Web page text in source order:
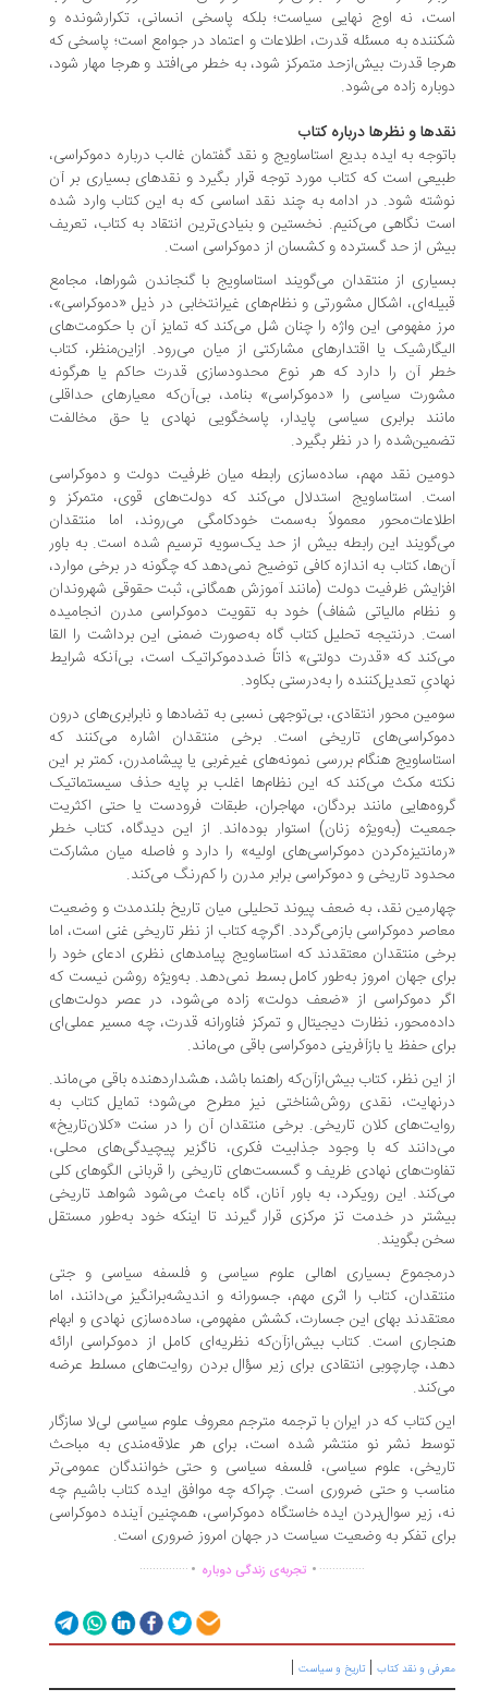
نه اوج نهایی سیاست؛ بلکه پاسخی انسانی، تکرارشونده و
به مسئله قدرت، اطلاعات و اعتماد در جوامع است؛ پاسخی که
قدرت بیش‌ازحد متمرکز شود، به خطر می‌افتد و هرجا مهار شود،
زاده می‌شود.
و نظرها درباره کتاب
به ایده بدیع استاساویج و نقد گفتمان غالب درباره دموکراسی،
است که کتاب مورد توجه قرار بگیرد و نقدهای بسیاری بر آن
شود. در ادامه به چند نقد اساسی که به این کتاب وارد شده
نگاهی می‌کنیم. نخستین و بنیادی‌ترین انتقاد به کتاب، تعریف
از حد گسترده و کشسان از دموکراسی است.
از منتقدان می‌گویند استاساویج با گنجاندن شوراها، مجامع
اشکال مشورتی و نظام‌های غیرانتخابی در ذیل «دموکراسی»،
مفهومی این واژه را چنان شل می‌کند که تمایز آن با حکومت‌های
یا اقتدارهای مشارکتی از میان می‌رود. ازاین‌منظر، کتاب
آن را دارد که هر نوع محدودسازی قدرت حاکم یا هرگونه
سیاسی را «دموکراسی» بنامد، بی‌آن‌که معیارهای حداقلی
برابری سیاسی پایدار، پاسخگویی نهادی یا حق مخالفت
را در نظر بگیرد.
نقد مهم، ساده‌سازی رابطه میان ظرفیت دولت و دموکراسی
استاساویج استدلال می‌کند که دولت‌های قوی، متمرکز و
معمولاً به‌سمت خودکامگی می‌روند، اما منتقدان
این رابطه بیش از حد یک‌سویه ترسیم شده است. به باور
کتاب به اندازه کافی توضیح نمی‌دهد که چگونه در برخی موارد،
ظرفیت دولت (مانند آموزش همگانی، ثبت حقوقی شهروندان
مالیاتی شفاف) خود به تقویت دموکراسی مدرن انجامیده
درنتیجه تحلیل کتاب گاه به‌صورت ضمنی این برداشت را القا
که «قدرت دولتی» ذاتاً ضددموکراتیک است، بی‌آنکه شرایط
تعدیل‌کننده را به‌درستی بکاود.
محور انتقادی، بی‌توجهی نسبی به تضادها و نابرابری‌های درون
تاریخی است. برخی منتقدان اشاره می‌کنند که
هنگام بررسی نمونه‌های غیرغربی یا پیشامدرن، کمتر بر این
مکث می‌کند که این نظام‌ها اغلب بر پایه حذف سیستماتیک
مانند بردگان، مهاجران، طبقات فرودست یا حتی اکثریت
(به‌ویژه زنان) استوار بوده‌اند. از این دیدگاه، کتاب خطر
دموکراسی‌های اولیه» را دارد و فاصله میان مشارکت
تاریخی و دموکراسی برابر مدرن را کم‌رنگ می‌کند.
نقد، به ضعف پیوند تحلیلی میان تاریخ بلندمدت و وضعیت
دموکراسی بازمی‌گردد. اگرچه کتاب از نظر تاریخی غنی است، اما
منتقدان معتقدند که استاساویج پیامدهای نظری ادعای خود را
جهان امروز به‌طور کامل بسط نمی‌دهد. به‌ویژه روشن نیست که
دموکراسی از «ضعف دولت» زاده می‌شود، در عصر دولت‌های
نظارت دیجیتال و تمرکز فناورانه قدرت، چه مسیر عملی‌ای
حفظ یا بازآفرینی دموکراسی باقی می‌ماند.
این نظر، کتاب بیش‌ازآن‌که راهنما باشد، هشداردهنده باقی می‌ماند.
نقدی روش‌شناختی نیز مطرح می‌شود؛ تمایل کتاب به
کلان تاریخی. برخی منتقدان آن را در سنت «کلان‌تاریخ»
که با وجود جذابیت فکری، ناگزیر پیچیدگی‌های محلی،
نهادی ظریف و گسست‌های تاریخی را قربانی الگوهای کلی
این رویکرد، به باور آنان، گاه باعث می‌‌شود شواهد تاریخی
در خدمت تز مرکزی قرار گیرند تا اینکه خود به‌طور مستقل
بگویند.
بسیاری اهالی علوم سیاسی و فلسفه سیاسی و جتی
کتاب را اثری مهم، جسورانه و اندیشه‌برانگیز می‌دانند، اما
بهای این جسارت، کشش مفهومی، ساده‌سازی نهادی و ابهام
است. کتاب بیش‌ازآن‌که نظریه‌ای کامل از دموکراسی ارائه
چارچوبی انتقادی برای زیر سؤال بردن روایت‌های مسلط عرضه
کتاب که در ایران با ترجمه مترجم معروف علوم سیاسی لی‌لا سازگار
نشر نو منتشر شده است، برای هر علاقه‌مندی به مباحث
علوم سیاسی، فلسفه سیاسی و حتی خوانندگان عمومی‌تر
و حتی ضروری است. چراکه چه موافق ایده کتاب باشیم چه
زیر سوال‌بردن ایده خاستگاه دموکراسی، همچنین آینده دموکراسی
تفکر به وضعیت سیاست در جهان امروز ضروری است.
................تجربه‌ی زندگی دوباره ...............
و نقد کتاب|تاریخ و سیاست|